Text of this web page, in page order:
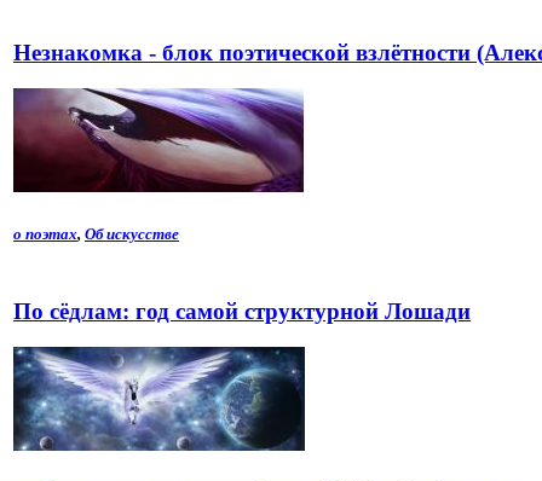
Незнакомка - блок поэтической взлётности
о поэтах, Об искусстве
По сёдлам: год самой структурной Лошади